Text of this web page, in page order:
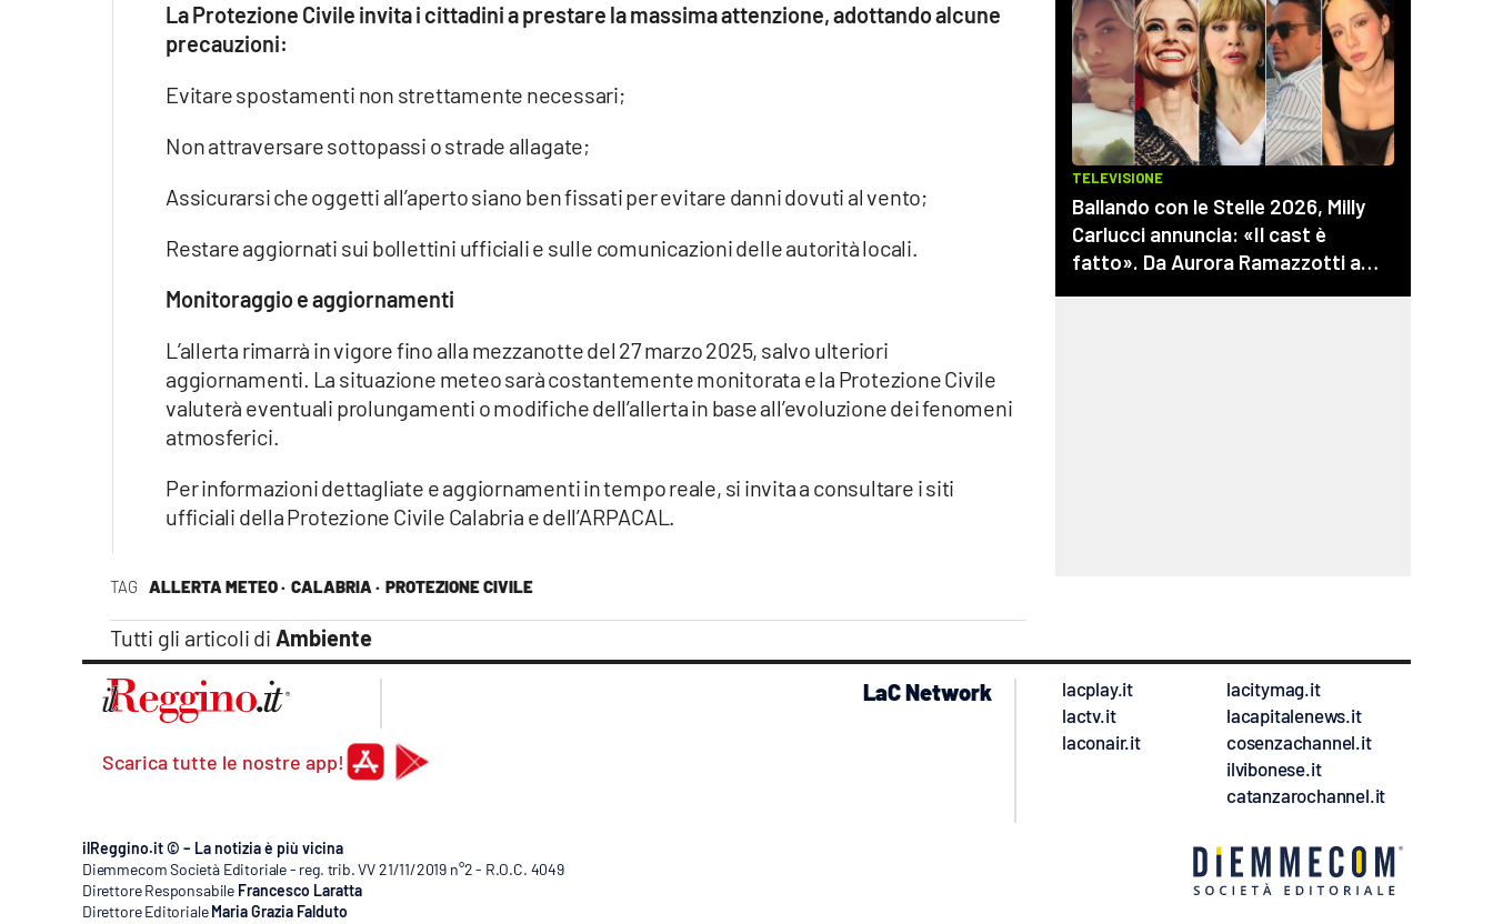
TAG ALLERTA METEO · CALABRIA · PROTEZIONE CIVILE
Tutti gli articoli di Ambiente
La Protezione Civile invita i cittadini a prestare la massima attenzione, adottando alcune
precauzioni:
Evitare spostamenti non strettamente necessari;
Non attraversare sottopassi o strade allagate;
Assicurarsi che oggetti all’aperto siano ben fissati per evitare danni dovuti al vento;
Restare aggiornati sui bollettini ufficiali e sulle comunicazioni delle autorità locali.
Monitoraggio e aggiornamenti
L’allerta rimarrà in vigore fino alla mezzanotte del 27 marzo 2025, salvo ulteriori
aggiornamenti. La situazione meteo sarà costantemente monitorata e la Protezione Civile
valuterà eventuali prolungamenti o modifiche dell’allerta in base all’evoluzione dei fenomeni
atmosferici.
Per informazioni dettagliate e aggiornamenti in tempo reale, si invita a consultare i siti
ufficiali della Protezione Civile Calabria e dell’ARPACAL.
Scarica tutte le nostre app!
LaC Network
lacplay.it
lactv.it
laconair.it
lacitymag.it
lacapitalenews.it
cosenzachannel.it
ilvibonese.it
catanzarochannel.it
ilReggino.it © – La notizia è più vicina
Diemmecom Società Editoriale - reg. trib. VV 21/11/2019 n°2 - R.O.C. 4049
Direttore Responsabile Francesco Laratta
Direttore Editoriale Maria Grazia Falduto